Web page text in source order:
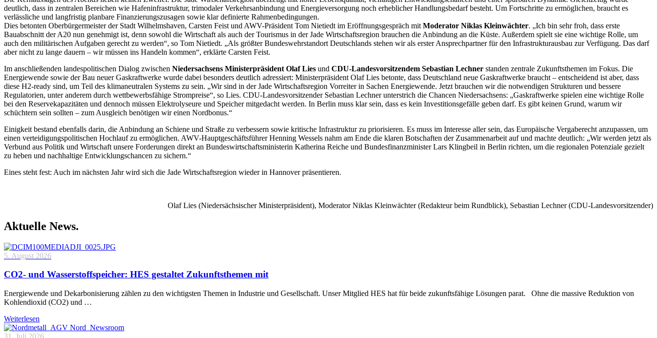
deutlich, dass in zentralen Bereichen wie Hafeninfrastruktur, trimodaler Verkehrsanbindung und Energieversorgung noch erheblicher Handlungsbedarf besteht. Um Fortschritte zu ermöglichen, braucht es
verlässliche und langfristig planbare Finanzierungszusagen sowie klar definierte Rahmenbedingungen.
Dies betonten Oberbürgermeister der Stadt Wilhelmshaven, Carsten Feist und AWV-Präsident Tom Nietiedt im Eröffnungsgespräch mit Moderator Niklas Kleinwächter. „Ich bin sehr froh, dass erste
Bauabschnitt der A20 nun genehmigt ist, denn sowohl die Wirtschaft als auch der Tourismus in der Jade Wirtschaftsregion brauchen die Anbindung an die Küste. Außerdem spielt sie eine wichtige Rolle, um
auch den militärischen Aufgaben gerecht zu werden“, so Tom Nietiedt. „Als größter Bundeswehrstandort Deutschlands stehen wir als erster Ansprechpartner für den Infrastrukturausbau zur Verfügung. Das darf
aber nicht zu lange dauern – wir müssen ins Handeln kommen“, erklärte Carsten Feist.
Im anschließenden landespolitischen Dialog zwischen Niedersachsens Ministerpräsident Olaf Lies und CDU-Landesvorsitzendem Sebastian Lechner standen zentrale Zukunftsthemen im Fokus. Die
Energiewende sowie der Bau neuer Gaskraftwerke wurde dabei besonders deutlich adressiert: Ministerpräsident Olaf Lies betonte, dass Deutschland neue Gaskraftwerke braucht – entscheidend ist aber, dass
diese H2-ready sind, um Teil des klimaneutralen Systems zu sein. „Wir sind in der Jade Wirtschaftsregion Vorreiter in Sachen Energiewende. Jetzt brauchen wir die notwendigen Strukturen und bessere
Regulatorien, unter anderem durch wettbewerbsfähige Strompreise“, so Lies. CDU-Landesvorsitzender Sebastian Lechner unterstrich die Chancen Niedersachsens: „Gaskraftwerke spielen eine wichtige Rolle
bei den Reservekapazitäten und dennoch müssen Elektrolyseure und Speicher mitgedacht werden. In Berlin muss klar sein, dass es kein Investitionsgefälle geben darf. Es gibt keinen Grund, warum wir
schüchtern sein sollten – zum Ausgleich benötigen wir einen Nordbonus.“
Einigkeit bestand ebenfalls darin, die Anbindung an Schiene und Straße zu verbessern sowie kritische Infrastruktur zu priorisieren. Es muss im Interesse aller sein, das Europäische Vergaberecht anzupassen, um
einen verteidigungspolitischen Hochlauf zu ermöglichen. AWV-Hauptgeschäftsführer Henning Wessels nahm am Ende die klaren Botschaften der Zusammenarbeit auf und machte deutlich: „Wir werden jetzt als
Verbund aus Politik und Wirtschaft unsere Forderungen direkt an Bundeswirtschaftsministerin Katherina Reiche und Bundesfinanzminister Lars Klingbeil in Berlin richten, um die regionalen Potenziale gezielt
zu heben und nachhaltige Entwicklungschancen zu sichern.“
Eines steht fest: Auch im nächsten Jahr wird sich die Jade Wirtschaftsregion wieder in Hannover präsentieren.
Olaf Lies (Niedersächsischer Ministerpräsident), Moderator Niklas Kleinwächter (Redakteur beim Rundblick), Sebastian Lechner (CDU-Landesvorsitzender)
Aktuelle News.
5. August 2026
CO2- und Wasserstoffspeicher: HES gestaltet Zukunftsthemen mit
Energiewende und Dekarbonisierung zählen zu den wichtigsten Themen in Industrie und Gesellschaft. Unser Mitglied HES hat für beide zukunftsfähige Lösungen parat. Ohne die massive Reduktion von
Kohlendioxid (CO2) und …
Weiterlesen
31. Juli 2026